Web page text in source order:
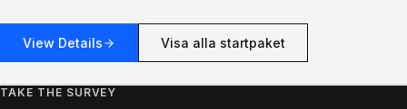
View Details Visa alla startpaket
TAKE THE SURVEY